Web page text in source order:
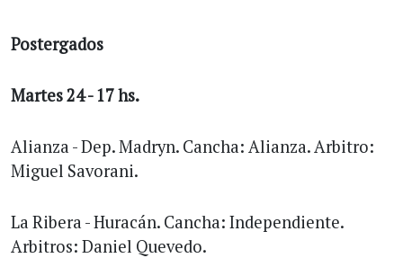
Postergados
Martes 24 - 17 hs.
Alianza - Dep. Madryn. Cancha: Alianza. Arbitro:
Miguel Savorani.
La Ribera - Huracán. Cancha: Independiente.
Arbitros: Daniel Quevedo.